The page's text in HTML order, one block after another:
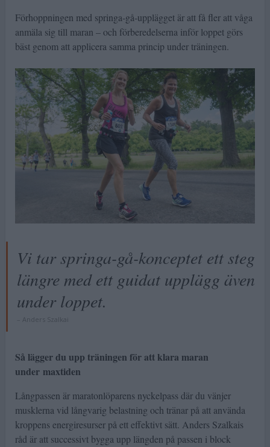
Förhoppningen med springa-gå-upplägget är att få fler att våga
anmäla sig till maran – och förberedelserna inför loppet görs
bäst genom att applicera samma princip under träningen.
Vi tar springa-gå-konceptet ett steg
längre med ett guidat upplägg även
under loppet.
Anders Szalkai
Så lägger du upp träningen för att klara maran
under maxtiden
Långpassen är maratonlöparens nyckelpass där du vänjer
musklerna vid långvarig belastning och tränar på att använda
kroppens energiresurser på ett effektivt sätt. Anders Szalkais
råd är att successivt bygga upp längden på passen i block